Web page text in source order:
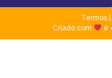
Termos|
Criado com
e